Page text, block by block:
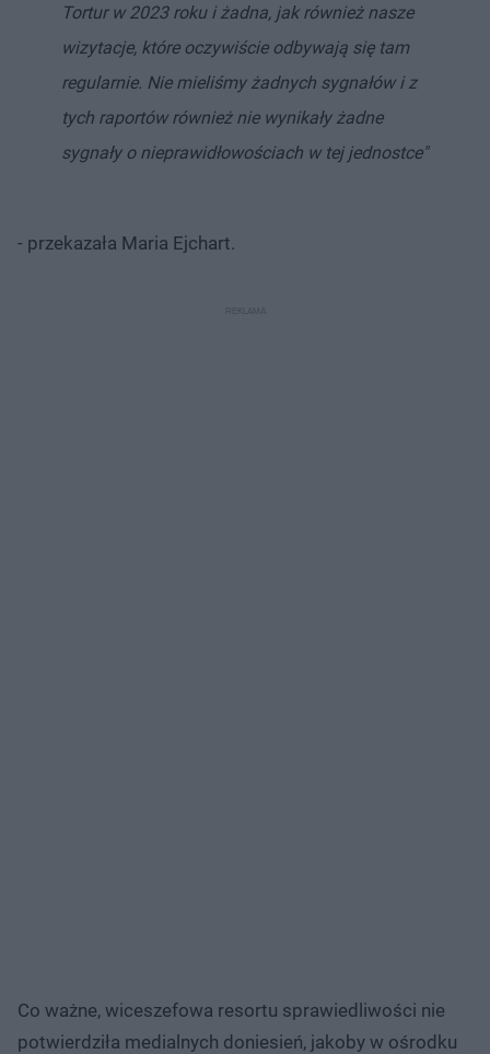
Tortur w 2023 roku i żadna, jak również nasze
wizytacje, które oczywiście odbywają się tam
regularnie. Nie mieliśmy żadnych sygnałów i z
tych raportów również nie wynikały żadne
sygnały o nieprawidłowościach w tej jednostce"
- przekazała Maria Ejchart.
Co ważne, wiceszefowa resortu sprawiedliwości nie
potwierdziła medialnych doniesień, jakoby w ośrodku